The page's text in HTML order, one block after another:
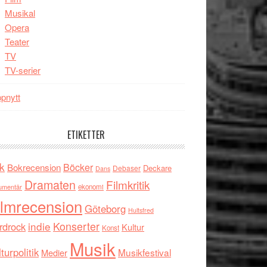
Musikal
Opera
Teater
TV
TV-serier
ETIKETTER
Bokrecension Böcker Dans Debaser Deckare
Dramaten ekonomi Filmkritik
Göteborg Hultsfred
indie Konserter Konst Kultur
Medier Musik Musikfestival